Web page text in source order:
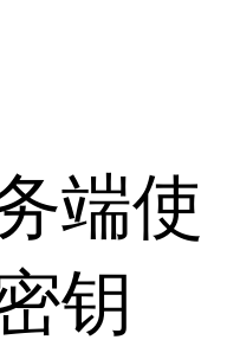
端使
钥